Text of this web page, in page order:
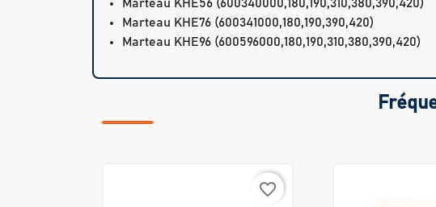
Marteau KHE56 (600340000,180,190,310,380,390,420)
Marteau KHE76 (600341000,180,190,390,420)
Marteau KHE96 (600596000,180,190,310,380,390,420)
favorite_border